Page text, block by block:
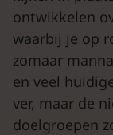
ontwikkelen
waarbij je op
zomaar
en veel
ver, maar de
doelgroepen